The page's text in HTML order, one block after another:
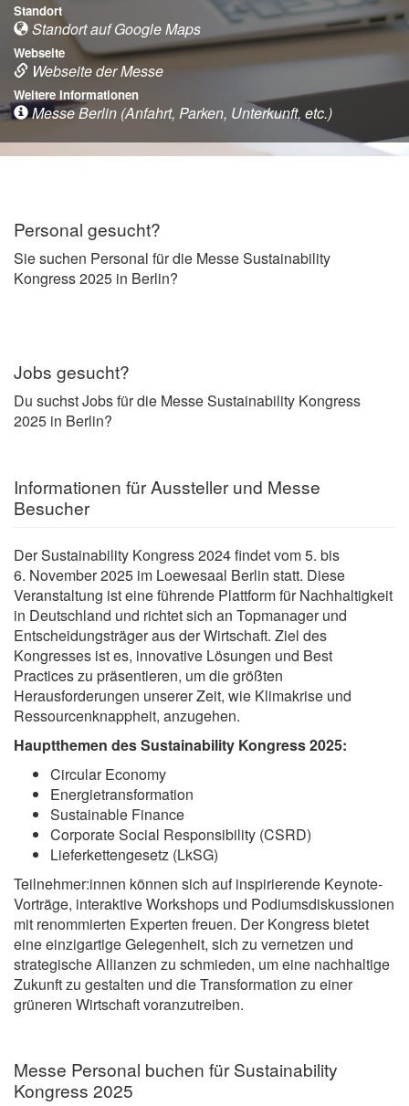
Standort
Standort auf Google Maps
Webseite
Webseite der Messe
Weitere Informationen
Messe Berlin (Anfahrt, Parken, Unterkunft, etc.)
Personal gesucht?
Sie suchen Personal für die Messe Sustainability
Kongress 2025 in Berlin?
Jobs gesucht?
Du suchst Jobs für die Messe Sustainability Kongress
2025 in Berlin?
Informationen für Aussteller und Messe
Besucher
Der Sustainability Kongress 2024 findet vom 5. bis
6. November 2025 im Loewesaal Berlin statt. Diese
Veranstaltung ist eine führende Plattform für Nachhaltigkeit
in Deutschland und richtet sich an Topmanager und
Entscheidungsträger aus der Wirtschaft. Ziel des
Kongresses ist es, innovative Lösungen und Best
Practices zu präsentieren, um die größten
Herausforderungen unserer Zeit, wie Klimakrise und
Ressourcenknappheit, anzugehen.
Hauptthemen des Sustainability Kongress 2025:
Circular Economy
Energietransformation
Sustainable Finance
Corporate Social Responsibility (CSRD)
Lieferkettengesetz (LkSG)
Teilnehmer:innen können sich auf inspirierende Keynote-
Vorträge, interaktive Workshops und Podiumsdiskussionen
mit renommierten Experten freuen. Der Kongress bietet
eine einzigartige Gelegenheit, sich zu vernetzen und
strategische Allianzen zu schmieden, um eine nachhaltige
Zukunft zu gestalten und die Transformation zu einer
grüneren Wirtschaft voranzutreiben.
Messe Personal buchen für Sustainability
Kongress 2025